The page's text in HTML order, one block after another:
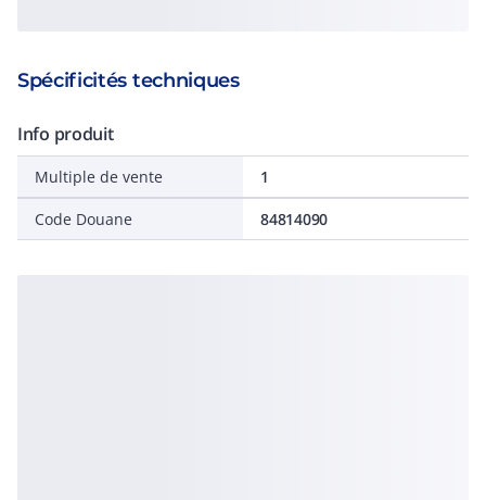
Spécificités techniques
Info produit
Multiple de vente 1
Code Douane 84814090